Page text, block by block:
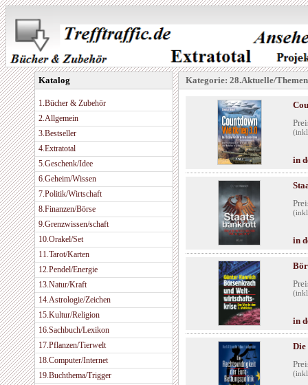
Katalog
1.Bücher & Zubehör
2.Allgemein
3.Bestseller
4.Extratotal
5.Geschenk/Idee
6.Geheim/Wissen
7.Politik/Wirtschaft
8.Finanzen/Börse
9.Grenzwissen/schaft
10.Orakel/Set
11.Tarot/Karten
12.Pendel/Energie
13.Natur/Kraft
14.Astrologie/Zeichen
15.Kultur/Religion
16.Sachbuch/Lexikon
17.Pflanzen/Tierwelt
18.Computer/Internet
19.Buchthema/Trigger
Kategorie: 28.Aktuelle/Themen
in
in
in
Die